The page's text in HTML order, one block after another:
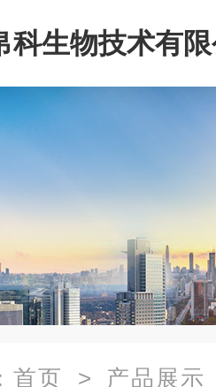
科生物技术有
首页 > 产品展示